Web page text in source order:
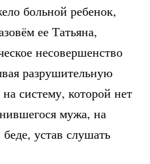
больной ребенок,
ее Татьяна,
несовершенство
разрушительную
систему, которой нет
мужа, на
устав слушать